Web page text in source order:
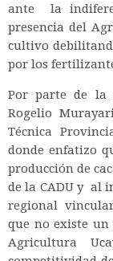
ante la
presencia del
cultivo
por los
Por parte de la
Rogelio
Técnica
donde enfatizo
producción de
de la CADU y al
regional vincular
que no existe
Agricultura